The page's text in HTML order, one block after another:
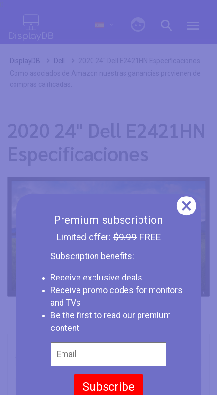
Premium subscription
Limited offer: $9.99FREE
Subscription benefits:
Receive exclusive deals
Receive promo codes for monitors
and TVs
Be the first to read our premium
content
Subscribe
DisplayDB Dell
2020 24" Dell E2421HN Especificaciones
Como asociados de Amazon nuestras ganancias provienen de
compras calificadas.
2020 24" Dell E2421HN
Especificaciones
Dimensión de la Pantalla
24" (inches)
IPS